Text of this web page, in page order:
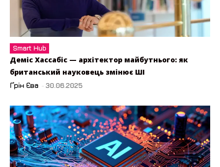
Smart Hub
Деміс Хассабіс — архітектор майбутнього: як
британський науковець змінює ШІ
Ґрін Єва - 30.06.2025